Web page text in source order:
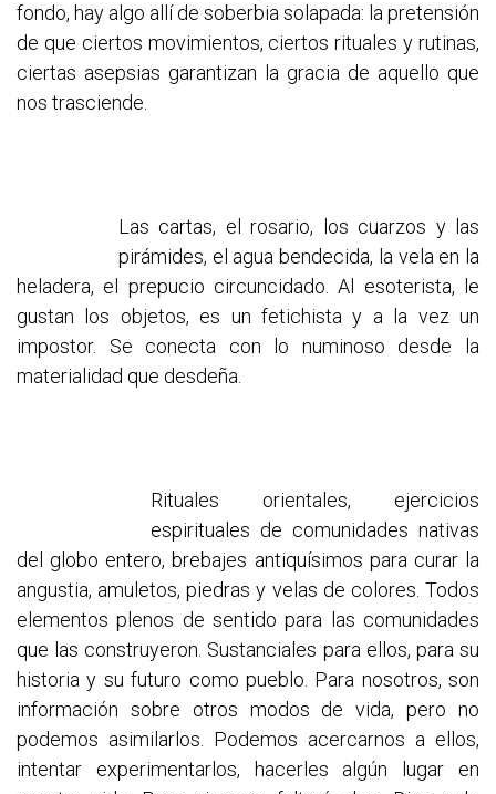
fondo, hay algo allí de soberbia solapada: la pretensión
de que ciertos movimientos, ciertos rituales y rutinas,
ciertas asepsias garantizan la gracia de aquello que
nos trasciende.
Las cartas, el rosario, los cuarzos y las
pirámides, el agua bendecida, la vela en la
heladera, el prepucio circuncidado. Al esoterista, le
gustan los objetos, es un fetichista y a la vez un
impostor. Se conecta con lo numinoso desde la
materialidad que desdeña.
Rituales orientales, ejercicios
espirituales de comunidades nativas
del globo entero, brebajes antiquísimos para curar la
angustia, amuletos, piedras y velas de colores. Todos
elementos plenos de sentido para las comunidades
que las construyeron. Sustanciales para ellos, para su
historia y su futuro como pueblo. Para nosotros, son
información sobre otros modos de vida, pero no
podemos asimilarlos. Podemos acercarnos a ellos,
intentar experimentarlos, hacerles algún lugar en